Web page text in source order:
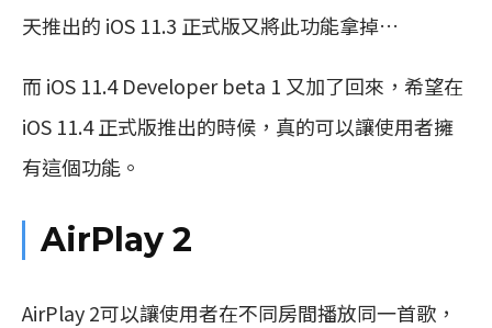
天推出的 iOS 11.3 正式版又將此功能拿掉…
而 iOS 11.4 Developer beta 1 又加了回來，希望在
iOS 11.4 正式版推出的時候，真的可以讓使用者擁
有這個功能。
AirPlay 2
AirPlay 2可以讓使用者在不同房間播放同一首歌，